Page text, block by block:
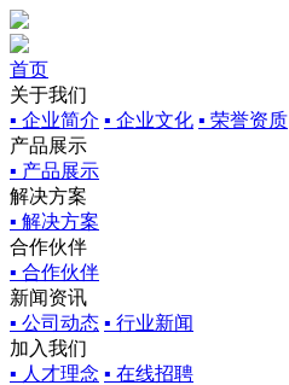
首页
关于我们
▪ 企业简介 ▪ 企业文化 ▪ 荣誉资质
产品展示
▪ 产品展示
解决方案
▪ 解决方案
合作伙伴
▪ 合作伙伴
新闻资讯
▪ 公司动态 ▪ 行业新闻
加入我们
▪ 人才理念 ▪ 在线招聘